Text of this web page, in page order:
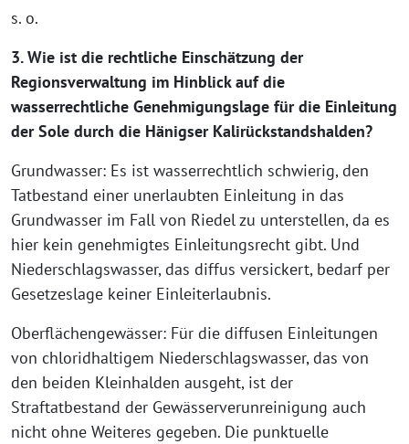
s. o.
3. Wie ist die rechtliche Einschätzung der
Regionsverwaltung im Hinblick auf die
wasserrechtliche Genehmigungslage für die Einleitung
der Sole durch die Hänigser Kalirückstandshalden?
Grundwasser: Es ist wasserrechtlich schwierig, den
Tatbestand einer unerlaubten Einleitung in das
Grundwasser im Fall von Riedel zu unterstellen, da es
hier kein genehmigtes Einleitungsrecht gibt. Und
Niederschlagswasser, das diffus versickert, bedarf per
Gesetzeslage keiner Einleiterlaubnis.
Oberflächengewässer: Für die diffusen Einleitungen
von chloridhaltigem Niederschlagswasser, das von
den beiden Kleinhalden ausgeht, ist der
Straftatbestand der Gewässerverunreinigung auch
nicht ohne Weiteres gegeben. Die punktuelle